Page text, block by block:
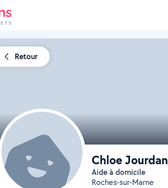
Retour
Chloe Jourdan
Aide à domicile
Roches-sur-Marne